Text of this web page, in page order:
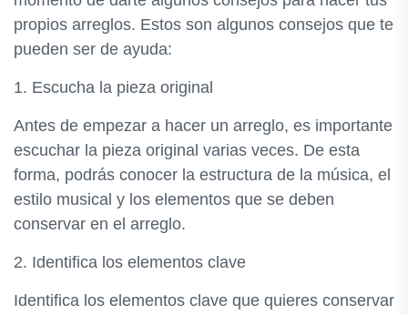
propios arreglos. Estos son algunos consejos que te
pueden ser de ayuda:
1. Escucha la pieza original
Antes de empezar a hacer un arreglo, es importante
escuchar la pieza original varias veces. De esta
forma, podrás conocer la estructura de la música, el
estilo musical y los elementos que se deben
conservar en el arreglo.
2. Identifica los elementos clave
Identifica los elementos clave que quieres conservar